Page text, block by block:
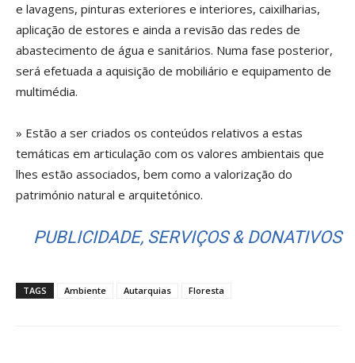
e lavagens, pinturas exteriores e interiores, caixilharias,
aplicação de estores e ainda a revisão das redes de
abastecimento de água e sanitários. Numa fase posterior,
será efetuada a aquisição de mobiliário e equipamento de
multimédia.
» Estão a ser criados os conteúdos relativos a estas
temáticas em articulação com os valores ambientais que
lhes estão associados, bem como a valorização do
património natural e arquitetónico.
PUBLICIDADE, SERVIÇOS & DONATIVOS
TAGS Ambiente Autarquias Floresta